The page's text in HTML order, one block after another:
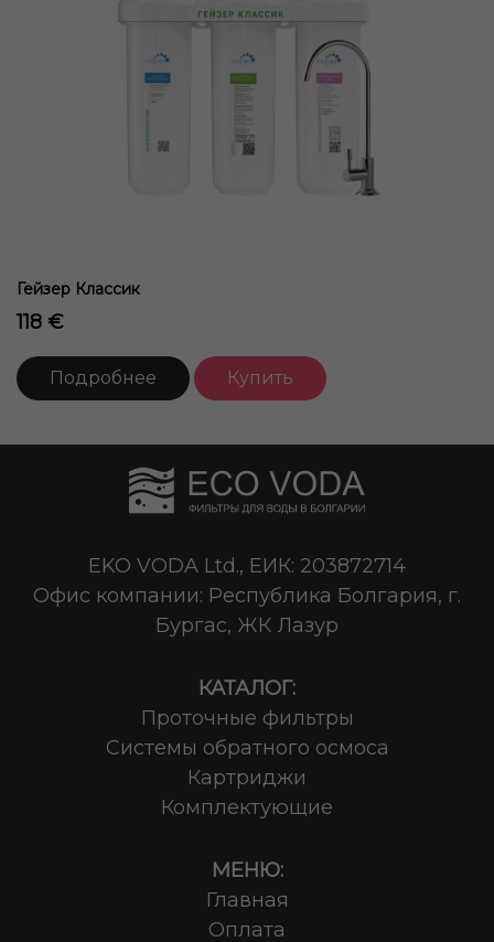
Гейзер Классик
118 €
Подробнее Купить
EKO VODA Ltd., ЕИК: 203872714
Офис компании: Республика Болгария, г.
Бургас, ЖК Лазур
КАТАЛОГ:
Проточные фильтры
Системы обратного осмоса
Картриджи
Комплектующие
МЕНЮ:
Главная
Оплата